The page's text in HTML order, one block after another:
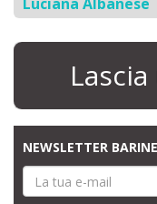
NEWSLETTER